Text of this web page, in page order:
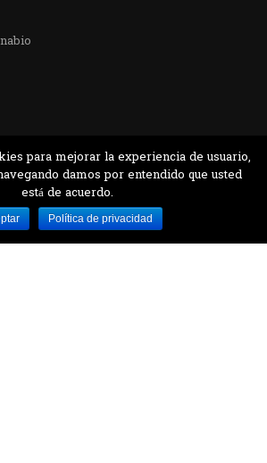
para mejorar la experiencia de usuario,
damos por entendido que usted
está de acuerdo.
Política de privacidad